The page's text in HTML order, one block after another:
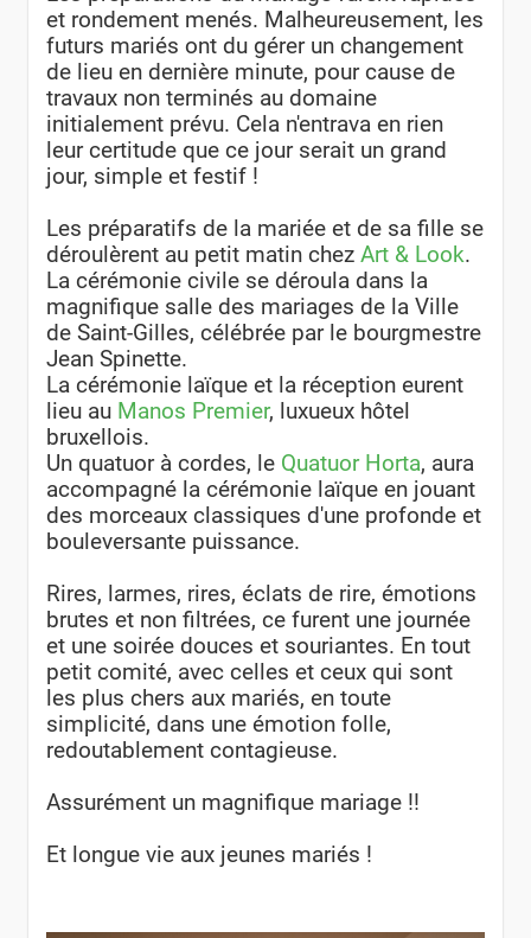
et rondement menés. Malheureusement, les
futurs mariés ont du gérer un changement
de lieu en dernière minute, pour cause de
travaux non terminés au domaine
initialement prévu. Cela n'entrava en rien
leur certitude que ce jour serait un grand
jour, simple et festif !
Les préparatifs de la mariée et de sa fille se
déroulèrent au petit matin chezArt & Look.
La cérémonie civile se déroula dans la
magnifique salle des mariages de la Ville
de Saint-Gilles, célébrée par le bourgmestre
Jean Spinette.
La cérémonie laïque et la réception eurent
lieu au Manos Premier, luxueux hôtel
bruxellois.
Un quatuor à cordes, le Quatuor Horta, aura
accompagné la cérémonie laïque en jouant
des morceaux classiques d'une profonde et
bouleversante puissance.
Rires, larmes, rires, éclats de rire, émotions
brutes et non filtrées, ce furent une journée
et une soirée douces et souriantes. En tout
petit comité, avec celles et ceux qui sont
les plus chers aux mariés, en toute
simplicité, dans une émotion folle,
redoutablement contagieuse.
Assurément un magnifique mariage !!
Et longue vie aux jeunes mariés !